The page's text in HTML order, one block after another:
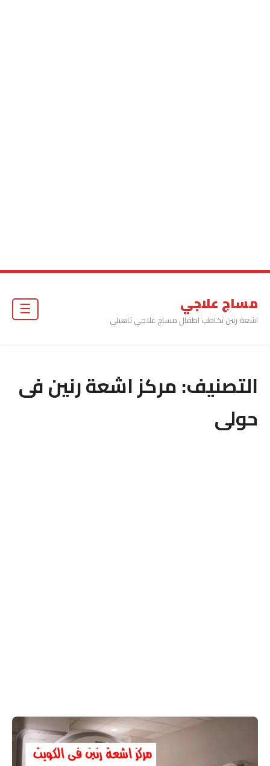
مساج علاجي
اشعة رنين تخاطب اطفال مساج علاجي تاهيلي
التصنيف:مركز اشعة رنين فى
حولى